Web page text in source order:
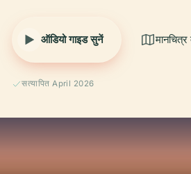
ऑडियो गाइड सुनें
सत्यापित April 2026